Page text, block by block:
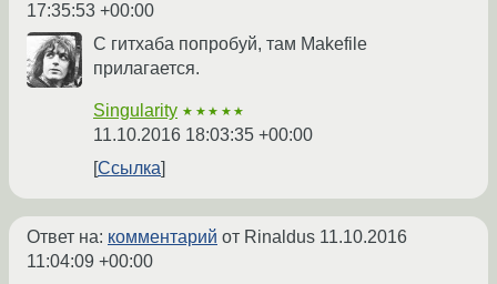
17:35:53 +00:00
С гитхаба попробуй, там Makefile
прилагается.
Singularity ★★★★★
11.10.2016 18:03:35 +00:00
Ссылка
Ответ на: комментарий от Rinaldus 11.10.2016
11:04:09 +00:00